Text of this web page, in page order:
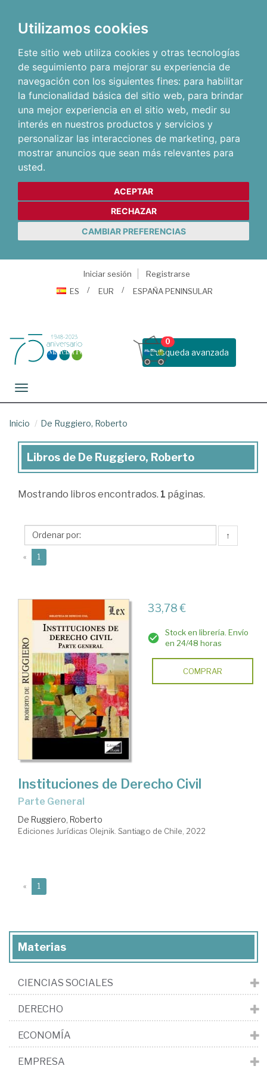
Utilizamos cookies
Este sitio web utiliza cookies y otras tecnologías
de seguimiento para mejorar su experiencia de
navegación con los siguientes fines: para habilitar
la funcionalidad básica del sitio web, para brindar
una mejor experiencia en el sitio web, medir su
interés en nuestros productos y servicios y
personalizar las interacciones de marketing, para
mostrar anuncios que sean más relevantes para
usted.
ACEPTAR
RECHAZAR
CAMBIAR PREFERENCIAS
Iniciar sesión
Registrarse
ES
EUR ESPAÑA PENINSULAR
Busqueda avanzada
0
Toggle navigation
Inicio De Ruggiero, Roberto
Libros
De
Roberto
Libros de De Ruggiero, Roberto
Mostrando libros encontrados. 1 páginas.
↑
« 1
33,78 €
Stock en librería. Envío
en 24/48 horas
COMPRAR
Instituciones de Derecho Civil
Parte General
De Ruggiero, Roberto
Ediciones Jurídicas Olejnik. Santiago de Chile, 2022
« 1
Materias
CIENCIAS SOCIALES
DERECHO
ECONOMÍA
EMPRESA